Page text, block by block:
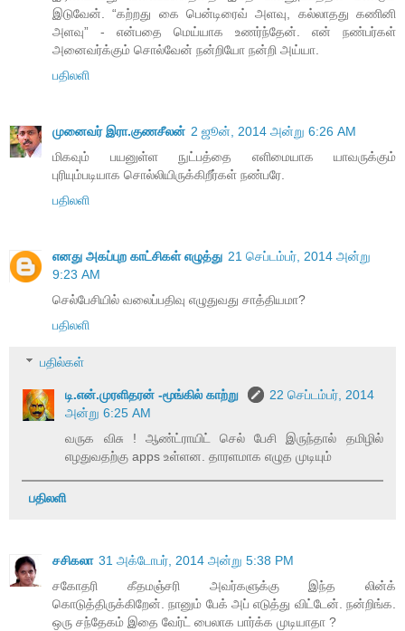
இடுவேன். “கற்றது கை பென்டிரைவ் அளவு, கல்லாதது கணினி
அளவு” - என்பதை மெய்யாக உணர்ந்தேன். என் நண்பர்கள்
அனைவர்க்கும் சொல்வேன் நன்றியோ நன்றி அய்யா.
பதிலளி
முனைவர் இரா.குணசீலன் 2 ஜூன், 2014 அன்று 6:26 AM
மிகவும் பயனுள்ள நுட்பத்தை எளிமையாக யாவருக்கும்
புரியும்படியாக சொல்லியிருக்கிறீர்கள் நண்பரே.
பதிலளி
எனது அகப்புற காட்சிகள் எழுத்து 21 செப்டம்பர், 2014 அன்று
9:23 AM
செல்பேசியில் வலைப்பதிவு எழுதுவது சாத்தியமா?
பதிலளி
பதில்கள்
டி.என்.முரளிதரன் -மூங்கில் காற்று
22 செப்டம்பர், 2014
அன்று 6:25 AM
வருக விசு ! ஆண்ட்ராயிட் செல் பேசி இருந்தால் தமிழில்
எழதுவதற்கு apps உள்ளன. தாரளமாக எழுத முடியும்
பதிலளி
சசிகலா 31 அக்டோபர், 2014 அன்று 5:38 PM
சகோதரி கீதமஞ்சரி அவர்களுக்கு இந்த லின்க்
கொடுத்திருக்கிறேன். நானும் பேக் அப் எடுத்து விட்டேன். நன்றிங்க.
ஒரு சந்தேகம் இதை வேர்ட் பைலாக பார்க்க முடியாதா ?